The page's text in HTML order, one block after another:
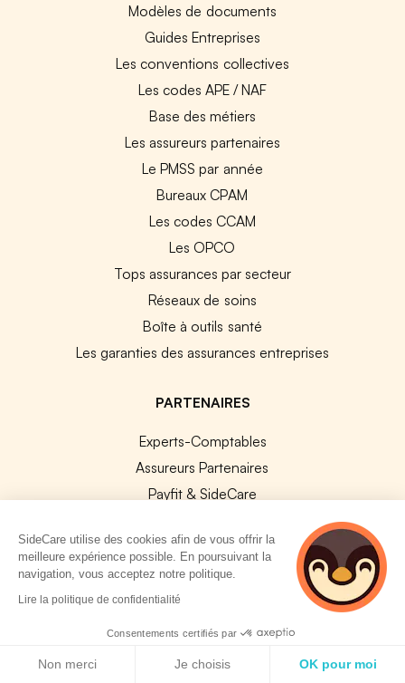
Modèles de documents
Guides Entreprises
Les conventions collectives
Les codes APE / NAF
Base des métiers
Les assureurs partenaires
Le PMSS par année
Bureaux CPAM
Les codes CCAM
Les OPCO
Tops assurances par secteur
Réseaux de soins
Boîte à outils santé
Les garanties des assurances entreprises
PARTENAIRES
Experts-Comptables
Assureurs Partenaires
Payfit & SideCare
Nibelis & SideCare
Livi & SideCare
Lianeli & SideCare
API & INTEGRATIONS
API SideCare
SideCare utilise des cookies afin de vous offrir la
meilleure expérience possible. En poursuivant la
navigation, vous acceptez notre politique.
Lire la politique de confidentialité
Consentements certifiés par
Non merci Je choisis OK pour moi
2 personnes
consultent
actuellement cette